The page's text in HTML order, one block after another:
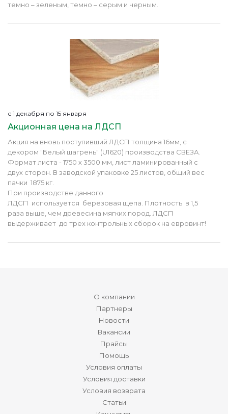
темно – зеленым, темно – серым и черным.
с 1 декабря по 15 января
Акционная цена на ЛДСП
Акция на вновь поступивший ЛДСП толщина 16мм, с
декором "Белый шагрень" (U1620) производства СВЕЗА.
Формат листа - 1750 х 3500 мм, лист ламинированный с
двух сторон. В заводской упаковке 25 листов, общий вес
пачки 1875 кг.
При производстве данного
ЛДСП используется березовая щепа. Плотность в 1,5
раза выше, чем древесина мягких пород. ЛДСП
выдерживает до трех контрольных сборок на евровинт!
О компании
Партнеры
Новости
Вакансии
Прайсы
Помощь
Условия оплаты
Условия доставки
Условия возврата
Статьи